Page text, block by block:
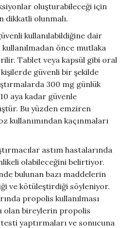
oluşturabileceği için
dikkatli olunmalı.
kullanılabildiğine dair
önce mutlaka
Tablet veya kapsül gibi oral
güvenli bir şekilde
300 mg günlük
aya kadar güvenle
Bu yüzden emziren
kullanımından kaçınmaları
astım hastalarında
olabileceğini belirtiyor.
bulunan bazı maddelerin
ve kötüleştirdiği söyleniyor.
propolis kullanılması
olan bireylerin propolis
yaptırmaları ve sonucuna